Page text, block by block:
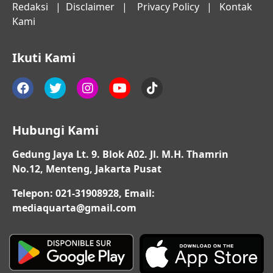
Redaksi | Disclaimer | Privacy Policy | Kontak
Kami
Ikuti Kami
Hubungi Kami
Gedung Jaya Lt. 9. Blok A02. Jl. M.H. Thamrin
No.12, Menteng, Jakarta Pusat
Telepon: 021-31908928, Email:
mediaquarta@gmail.com